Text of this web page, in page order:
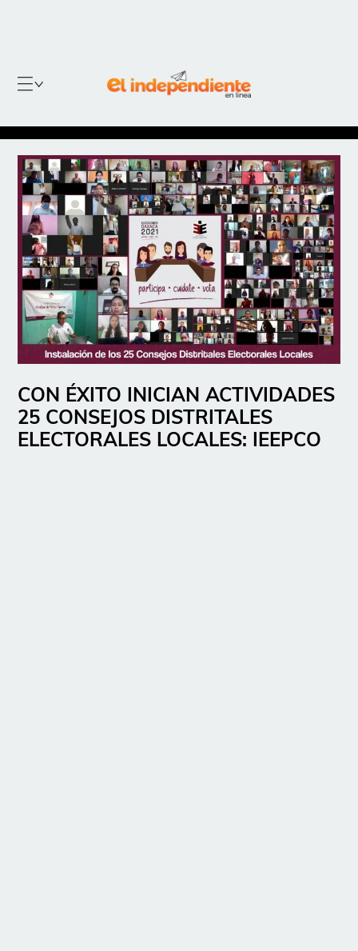
CON ÉXITO INICIAN ACTIVIDADES
25 CONSEJOS DISTRITALES
ELECTORALES LOCALES: IEEPCO